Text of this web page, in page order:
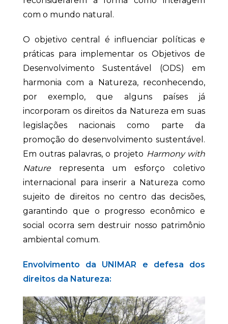
com o mundo natural.
O objetivo central é influenciar políticas e
práticas para implementar os Objetivos de
Desenvolvimento Sustentável (ODS) em
harmonia com a Natureza, reconhecendo,
por exemplo, que alguns países já
incorporam os direitos da Natureza em suas
legislações nacionais como parte da
promoção do desenvolvimento sustentável.
Em outras palavras, o projeto Harmony with
Naturerepresenta um esforço coletivo
internacional para inserir a Natureza como
sujeito de direitos no centro das decisões,
garantindo que o progresso econômico e
social ocorra sem destruir nosso patrimônio
ambiental comum.
Envolvimento da UNIMAR e defesa dos
direitos da Natureza: